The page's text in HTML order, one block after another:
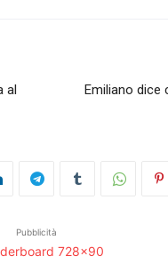
al
Emiliano dice
Pubblicità